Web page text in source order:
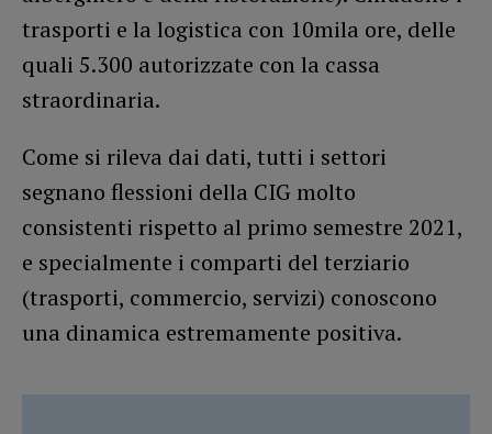
trasporti e la logistica con 10mila ore, delle
quali 5.300 autorizzate con la cassa
straordinaria.
Come si rileva dai dati, tutti i settori
segnano flessioni della CIG molto
consistenti rispetto al primo semestre 2021,
e specialmente i comparti del terziario
(trasporti, commercio, servizi) conoscono
una dinamica estremamente positiva.